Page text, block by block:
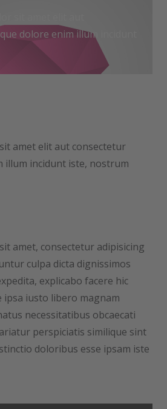
dolore enim illum incidunt
amet elit aut consectetur
illum incidunt iste, nostrum
amet, consectetur adipisicing
culpa dicta dignissimos
explicabo facere hic
iusto libero magnam
necessitatibus obcaecati
perspiciatis similique sint
doloribus esse ipsam iste